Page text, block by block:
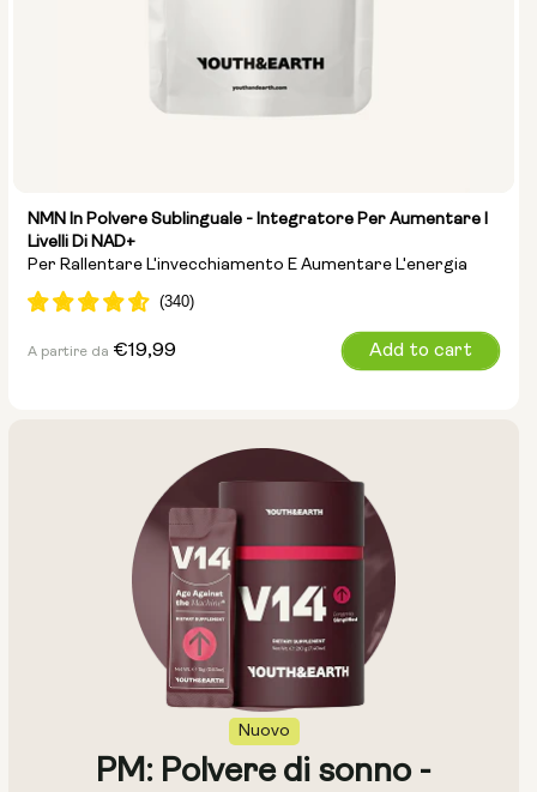
NMN In Polvere Sublinguale - Integratore Per Aumentare I
Livelli Di NAD+
Per Rallentare L'invecchiamento E Aumentare L'energia
Dimensione del sacchetto:
100g
Prezzo
A partire da €19,99 Add to cart
Nuovo
PM: Polvere di sonno -